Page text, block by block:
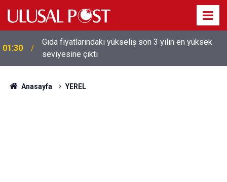
01:26
Galatasaray'dan sekiz kişi hakkında savcılığa suç
duyurusu
Anasayfa YEREL